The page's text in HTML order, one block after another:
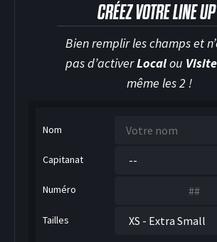
CRÉEZ VOTRE LINE
Bien remplir les champs et
pas d’activerLocalou
même les 2 !
Nom
Capitanat
Numéro
Tailles